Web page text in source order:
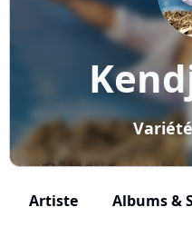
Artiste Albums &